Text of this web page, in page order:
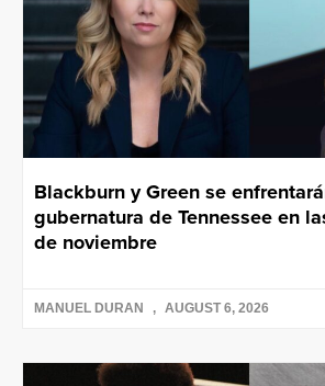
Blackburn y Green se
gubernatura de Tennessee en
de noviembre
MANUEL DURAN AUGUST 6, 2026